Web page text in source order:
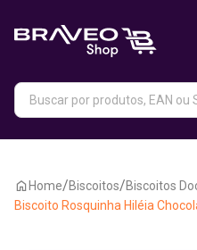
Home/Biscoitos/Biscoitos
Biscoito Rosquinha Hiléia